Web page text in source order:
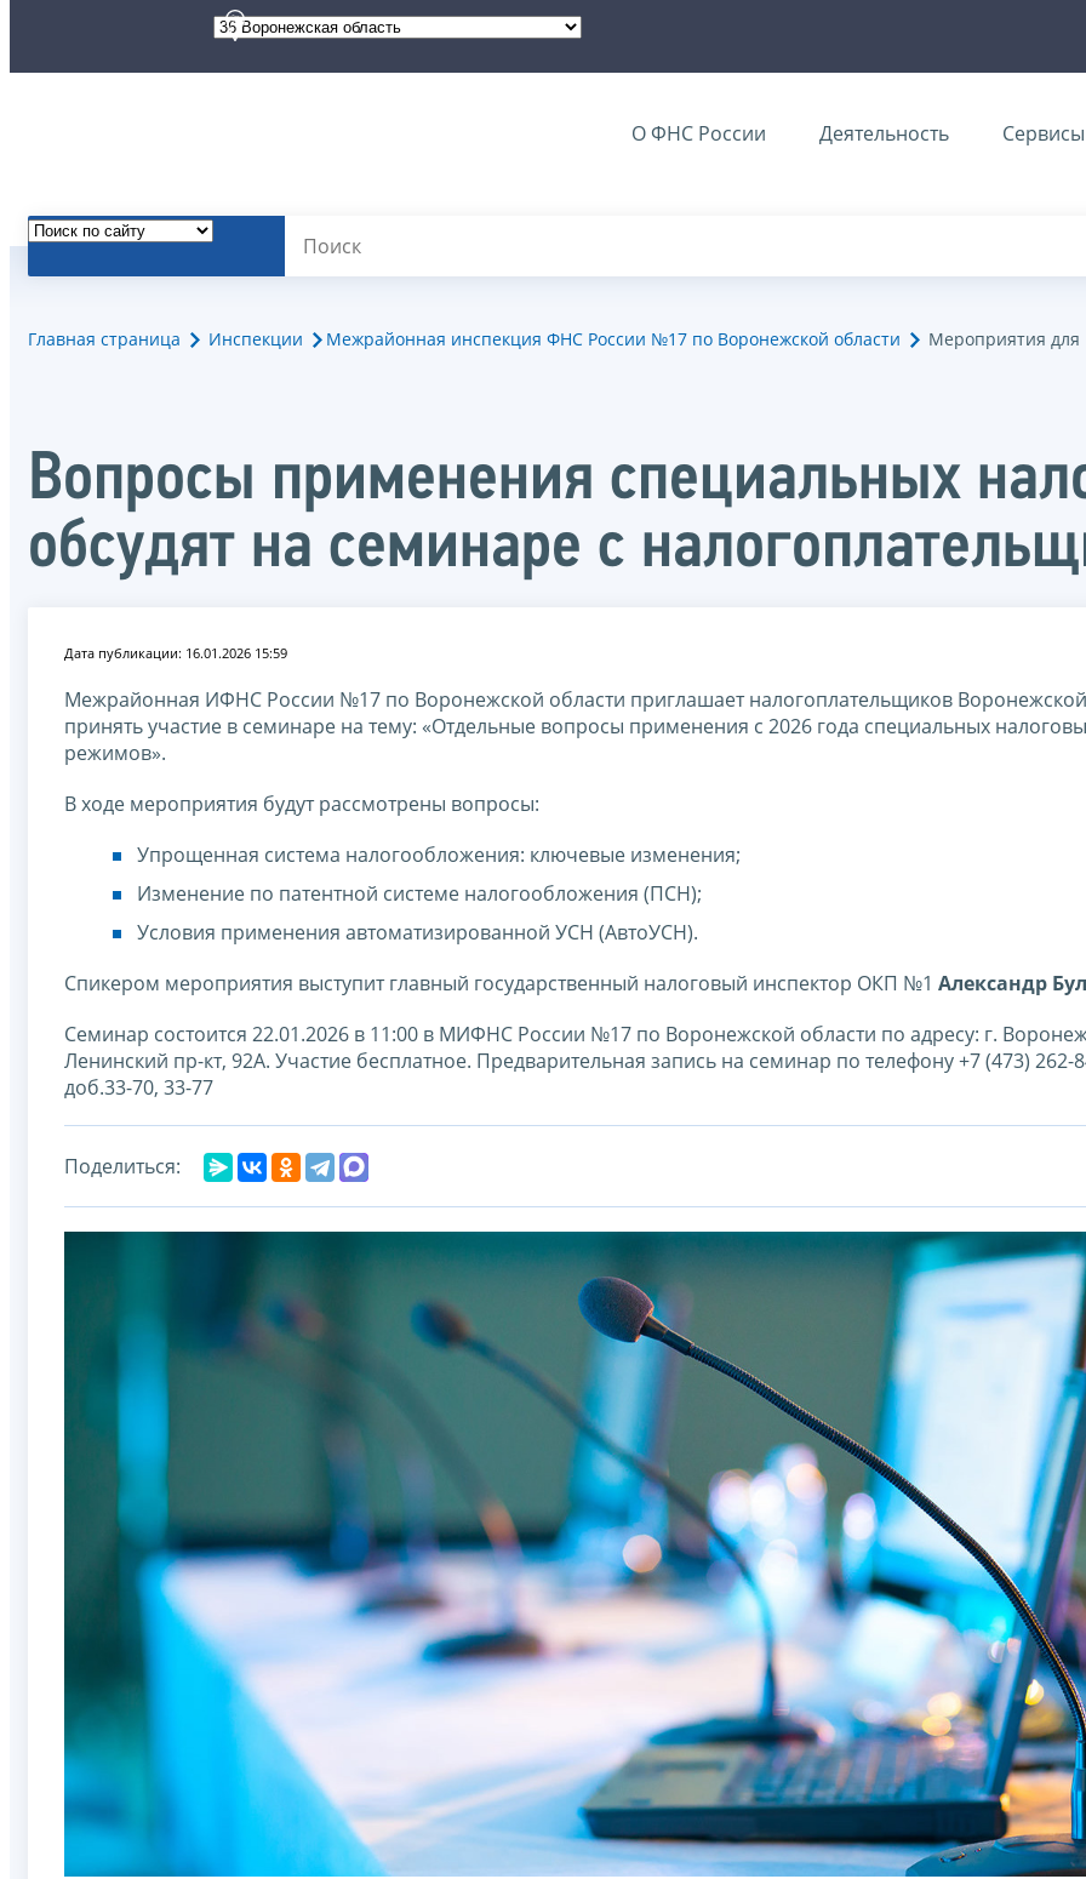
О ФНС России Деятельность Сервисы
Главная страница Инспекции Межрайонная инспекция ФНС России №17 по Воронежской области Мероприятия для
Вопросы применения специальных
обсудят на семинаре с
Дата публикации: 16.01.2026 15:59
Межрайонная ИФНС России №17 по Воронежской области приглашает налогоплательщиков
принять участие в семинаре на тему: «Отдельные вопросы применения с 2026 года специальных
режимов».
В ходе мероприятия будут рассмотрены вопросы:
Упрощенная система налогообложения: ключевые изменения;
Изменение по патентной системе налогообложения (ПСН);
Условия применения автоматизированной УСН (АвтоУСН).
Спикером мероприятия выступит главный государственный налоговый инспектор ОКП №1 Александр
Семинар состоится 22.01.2026 в 11:00 в МИФНС России №17 по Воронежской области по адресу: г.
Ленинский пр-кт, 92А. Участие бесплатное. Предварительная запись на семинар по телефону +7 (473) 262-
доб.33-70, 33-77
Поделиться: